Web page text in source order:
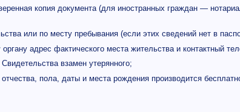
копия документа (для иностранных граждан —
или по месту пребывания (если этих сведений нет в
адрес фактического места жительства и контактный
взамен утерянного;
пола, даты и места рождения производится